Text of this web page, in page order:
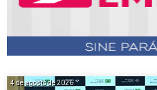
4 de agosto de 2026